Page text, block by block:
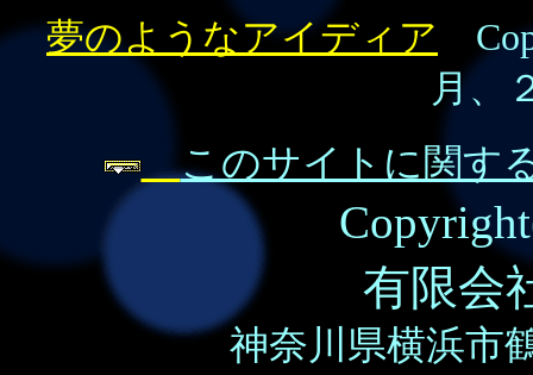
夢のようなアイディア
月、
このサイトに関す
有限会
神奈川県横浜市